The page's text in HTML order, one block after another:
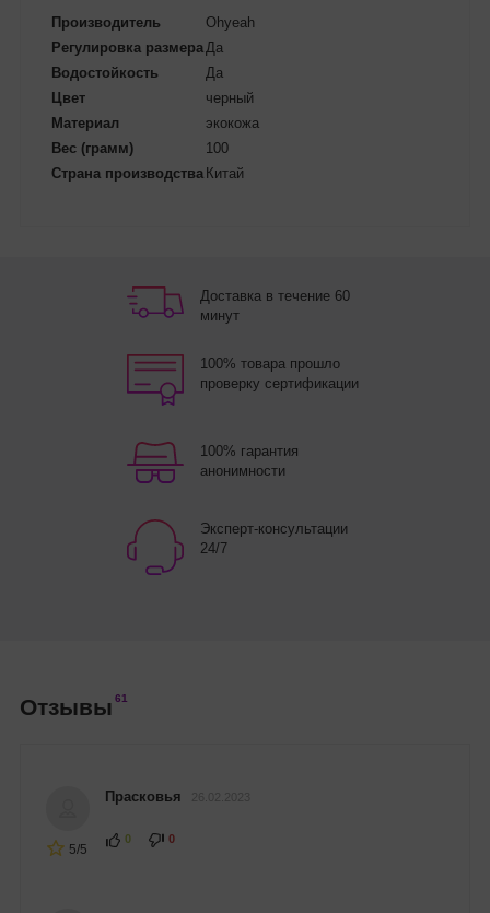
Производитель
Ohyeah
Регулировка размераДа
Водостойкость
Да
Цвет
черный
Материал
экокожа
Вес (грамм)
100
Страна производства Китай
Доставка в течение 60
минут
100% товара прошло
проверку сертификации
100% гарантия
анонимности
Эксперт-консультации
24/7
Отзывы 61
5/5
Прасковья
0 0